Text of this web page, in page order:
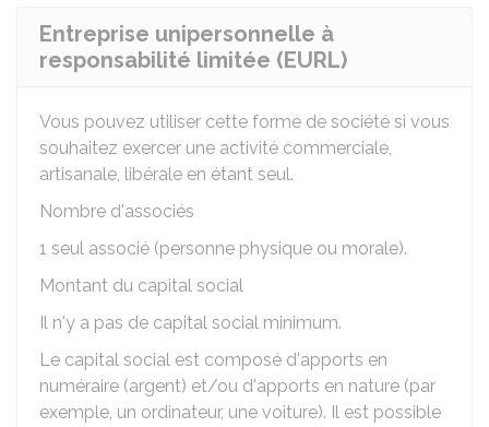
Entreprise unipersonnelle à
responsabilité limitée (EURL)
Vous pouvez utiliser cette forme de société si vous
souhaitez exercer une activité commerciale,
artisanale, libérale en étant seul.
Nombre d'associés
1 seul associé (personne physique ou morale).
Montant du capital social
Il n'y a pas de capital social minimum.
Le capital social est composé d'apports en
numéraire (argent) et/ou d'apports en nature (par
exemple, un ordinateur, une voiture). Il est possible